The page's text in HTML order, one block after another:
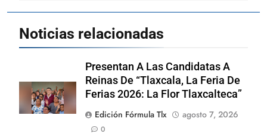
Noticias relacionadas
Presentan A Las Candidatas A
Reinas De “Tlaxcala, La Feria De
Ferias 2026: La Flor Tlaxcalteca”
Edición Fórmula Tlx
agosto 7, 2026
0